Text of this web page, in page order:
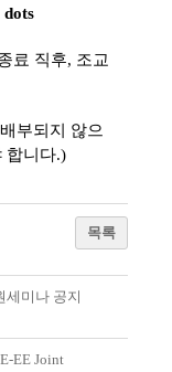
dots
료 직후, 조교
부되지 않으
합니다.)
목록
세미나 공지
EE Joint